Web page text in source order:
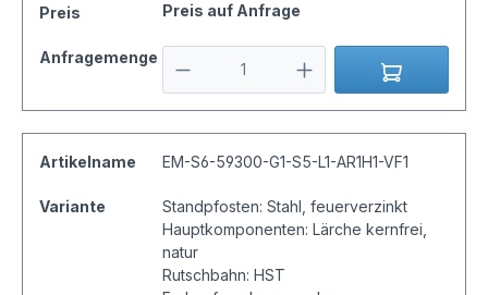
Preis Preis auf Anfrage
Anfragemenge
Artikelname EM-S6-59300-G1-S5-L1-AR1H1-VF1
Variante
Standpfosten: Stahl, feuerverzinkt
Hauptkomponenten: Lärche kernfrei,
natur
Rutschbahn: HST